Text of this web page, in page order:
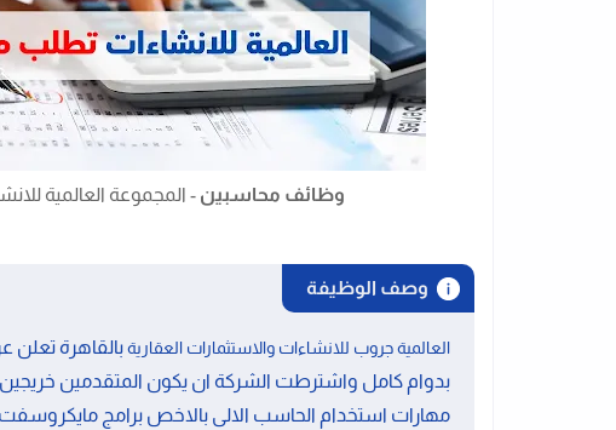
وظائف محاسبين - المجموعة العالمية
وصف الوظيفة
العالمية جروب للانشاءات والاستثمارات العقاريةبالقاهرة
بدوام كامل واشترطت الشركة ان يكون المتقدمين
مهارات استخدام الحاسب الالى بالاخص برامج